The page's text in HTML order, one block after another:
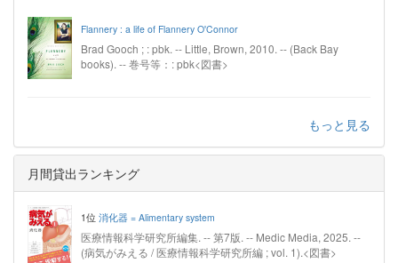
Flannery : a life of Flannery O'Connor
Brad Gooch ; : pbk. -- Little, Brown, 2010. -- (Back Bay
books). -- 巻号等：: pbk<図書>
もっと見る
月間貸出ランキング
1位 消化器 = Alimentary system
医療情報科学研究所編集. -- 第7版. -- Medic Media, 2025. --
(病気がみえる / 医療情報科学研究所編 ; vol. 1).<図書>